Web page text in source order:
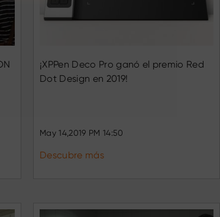
¡XPPen Deco Pro ganó el premio Red
Dot Design en 2019!
May 14,2019 PM 14:50
Descubre más